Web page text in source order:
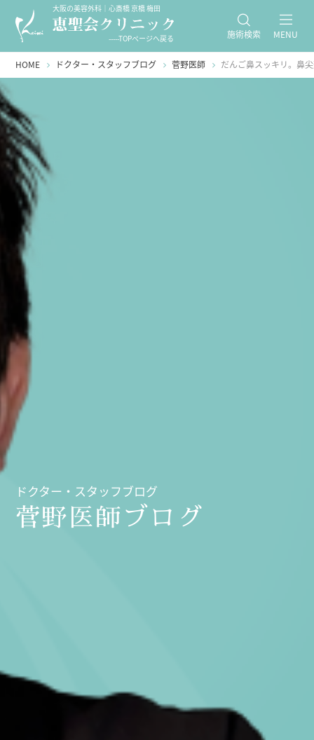
大阪の美容外科｜心斎橋 京橋 梅田
-----TOPページへ戻る 施術検索 MENU
HOME ドクター・スタッフブログ 菅野医師 だんご鼻スッキリ。鼻
ドクター・スタッフブログ
菅野医師ブログ